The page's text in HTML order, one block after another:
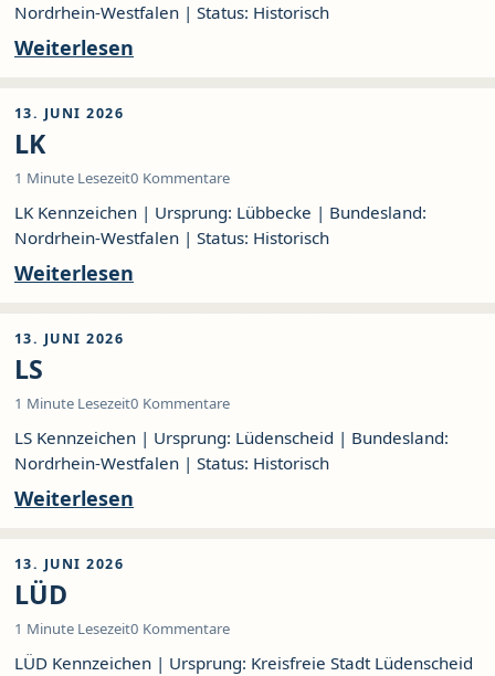
Nordrhein-Westfalen | Status: Historisch
Weiterlesen
13. JUNI 2026
LK
1 Minute Lesezeit0 Kommentare
LK Kennzeichen | Ursprung: Lübbecke | Bundesland:
Nordrhein-Westfalen | Status: Historisch
Weiterlesen
13. JUNI 2026
LS
1 Minute Lesezeit0 Kommentare
LS Kennzeichen | Ursprung: Lüdenscheid | Bundesland:
Nordrhein-Westfalen | Status: Historisch
Weiterlesen
13. JUNI 2026
LÜD
1 Minute Lesezeit0 Kommentare
LÜD Kennzeichen | Ursprung: Kreisfreie Stadt Lüdenscheid